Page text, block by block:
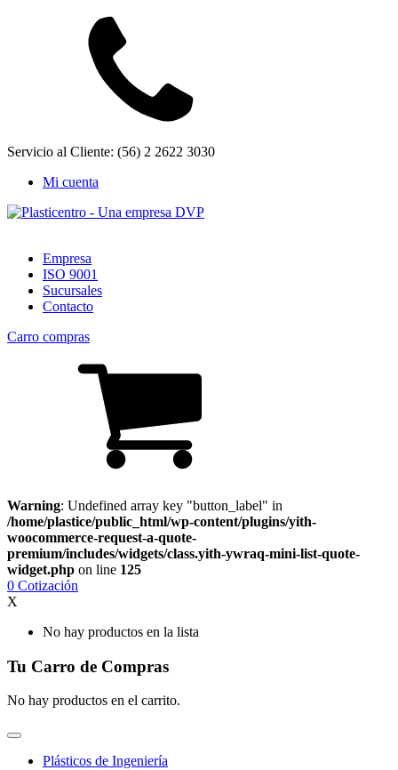
Servicio al Cliente: (56) 2 2622 3030
Mi cuenta
Empresa
ISO 9001
Sucursales
Contacto
Carro compras
Warning: Undefined array key "button_label" in
/home/plastice/public_html/wp-content/plugins/yith-
woocommerce-request-a-quote-
premium/includes/widgets/class.yith-ywraq-mini-list-quote-
widget.php on line 125
0 Cotización
X
No hay productos en la lista
Tu Carro de Compras
No hay productos en el carrito.
Plásticos de Ingeniería